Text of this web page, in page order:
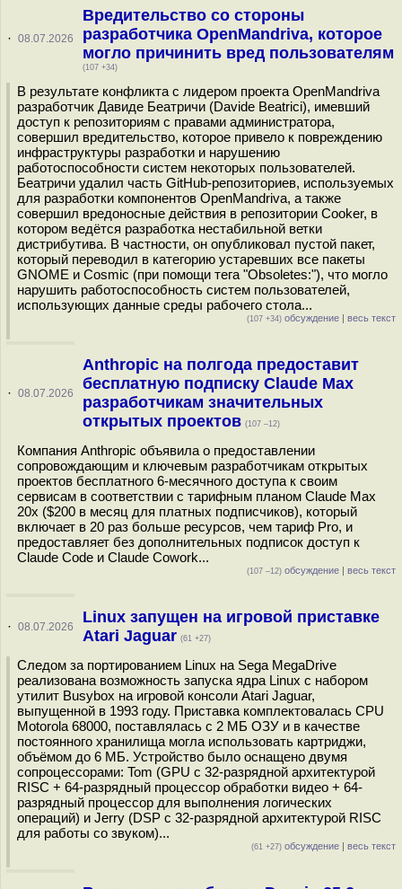
· 08.07.2026
Вредительство со стороны
разработчика OpenMandriva, которое
могло причинить вред пользователям
(107 +34)
В результате конфликта с лидером проекта OpenMandriva
разработчик Давиде Беатричи (Davide Beatrici), имевший
доступ к репозиториям с правами администратора,
совершил вредительство, которое привело к повреждению
инфраструктуры разработки и нарушению
работоспособности систем некоторых пользователей.
Беатричи удалил часть GitHub-репозиториев, используемых
для разработки компонентов OpenMandriva, а также
совершил вредоносные действия в репозитории Cooker, в
котором ведётся разработка нестабильной ветки
дистрибутива. В частности, он опубликовал пустой пакет,
который переводил в категорию устаревших все пакеты
GNOME и Cosmic (при помощи тега "Obsoletes:"), что могло
нарушить работоспособность систем пользователей,
использующих данные среды рабочего стола...
(107 +34) обсуждение | весь текст
· 08.07.2026
Anthropic на полгода предоставит
бесплатную подписку Claude Max
разработчикам значительных
открытых проектов (107 –12)
Компания Anthropic объявила о предоставлении
сопровождающим и ключевым разработчикам открытых
проектов бесплатного 6-месячного доступа к своим
сервисам в соответствии с тарифным планом Claude Max
20x ($200 в месяц для платных подписчиков), который
включает в 20 раз больше ресурсов, чем тариф Pro, и
предоставляет без дополнительных подписок доступ к
Claude Code и Claude Cowork...
(107 –12) обсуждение | весь текст
· 08.07.2026
Linux запущен на игровой приставке
Atari Jaguar (61 +27)
Следом за портированием Linux на Sega MegaDrive
реализована возможность запуска ядра Linux с набором
утилит Busybox на игровой консоли Atari Jaguar,
выпущенной в 1993 году. Приставка комплектовалась CPU
Motorola 68000, поставлялась с 2 МБ ОЗУ и в качестве
постоянного хранилища могла использовать картриджи,
объёмом до 6 МБ. Устройство было оснащено двумя
сопроцессорами: Tom (GPU c 32-разрядной архитектурой
RISC + 64-разрядный процессор обработки видео + 64-
разрядный процессор для выполнения логических
операций) и Jerry (DSP с 32-разрядной архитектурой RISC
для работы со звуком)...
(61 +27) обсуждение | весь текст